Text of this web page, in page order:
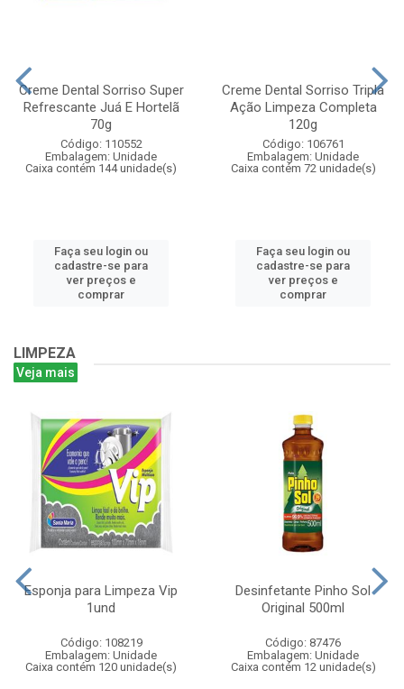
Creme Dental Sorriso Super
Refrescante Juá E Hortelã
70g
Código: 110552
Embalagem: Unidade
Caixa contém 144 unidade(s)
Faça seu login ou
cadastre-se para
ver preços e
comprar
Creme Dental Sorriso Tripla
Ação Limpeza Completa
120g
Código: 106761
Embalagem: Unidade
Caixa contém 72 unidade(s)
Faça seu login ou
cadastre-se para
ver preços e
comprar
LIMPEZA
Veja mais
Esponja para Limpeza Vip
1und
Código: 108219
Embalagem: Unidade
Caixa contém 120 unidade(s)
Desinfetante Pinho Sol
Original 500ml
Código: 87476
Embalagem: Unidade
Caixa contém 12 unidade(s)